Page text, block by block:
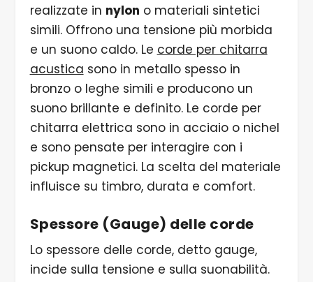
realizzate in nylon o materiali sintetici
simili. Offrono una tensione più morbida
e un suono caldo. Le corde per chitarra
acustica sono in metallo spesso in
bronzo o leghe simili e producono un
suono brillante e definito. Le corde per
chitarra elettrica sono in acciaio o nichel
e sono pensate per interagire con i
pickup magnetici. La scelta del materiale
influisce su timbro, durata e comfort.
Spessore (Gauge) delle corde
Lo spessore delle corde, detto gauge,
incide sulla tensione e sulla suonabilità.